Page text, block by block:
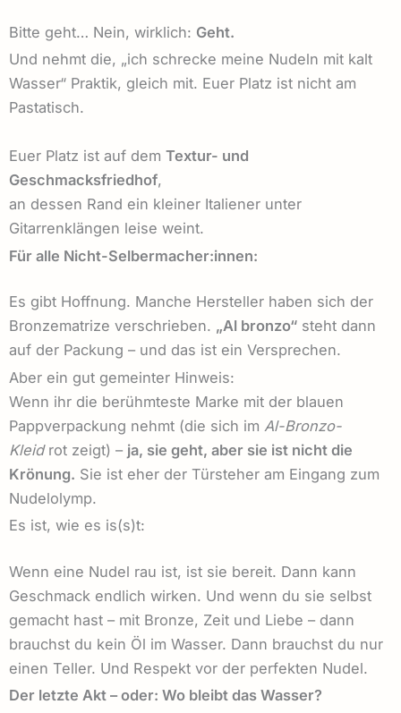
Bitte geht… Nein, wirklich: Geht.
Und nehmt die, „ich schrecke meine Nudeln mit kalt
Wasser“ Praktik, gleich mit. Euer Platz ist nicht am
Pastatisch.
Euer Platz ist auf dem Textur- und
Geschmacksfriedhof,
an dessen Rand ein kleiner Italiener unter
Gitarrenklängen leise weint.
Für alle Nicht-Selbermacher:innen:
Es gibt Hoffnung. Manche Hersteller haben sich der
Bronzematrize verschrieben. „Al bronzo“ steht dann
auf der Packung – und das ist ein Versprechen.
Aber ein gut gemeinter Hinweis:
Wenn ihr die berühmteste Marke mit der blauen
Pappverpackung nehmt (die sich im Al-Bronzo-
Kleidrot zeigt) – ja, sie geht, aber sie ist nicht die
Krönung. Sie ist eher der Türsteher am Eingang zum
Nudelolymp.
Es ist, wie es is(s)t:
Wenn eine Nudel rau ist, ist sie bereit. Dann kann
Geschmack endlich wirken. Und wenn du sie selbst
gemacht hast – mit Bronze, Zeit und Liebe – dann
brauchst du kein Öl im Wasser. Dann brauchst du nur
einen Teller. Und Respekt vor der perfekten Nudel.
Der letzte Akt – oder: Wo bleibt das Wasser?